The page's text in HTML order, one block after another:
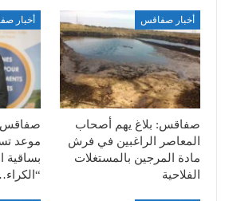
أخبار صفاقس
صفاقس: بلاغ يهم أصحاب
المعاصر الراغبين في فرش
مادة المرجين بالمستغلات
الفلاحية
أخبار
صفاقس:
موعد
بساقية